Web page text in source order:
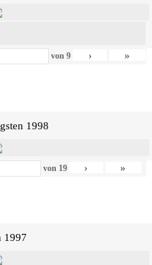
von9 › »
1998
von 19 › »
1997